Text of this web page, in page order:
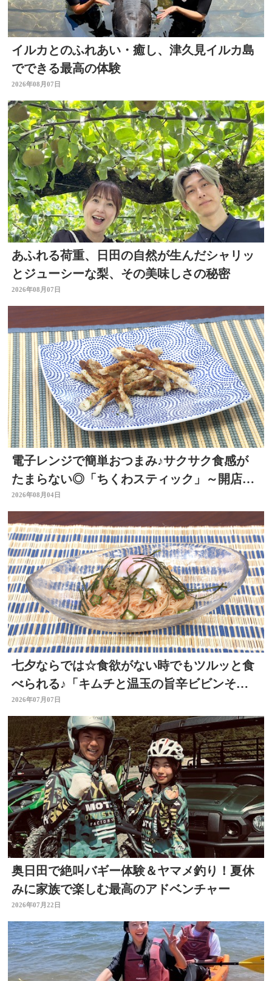
イルカとのふれあい・癒し、津久見イルカ島
でできる最高の体験
2026年08月07日
あふれる荷重、日田の自然が生んだシャリッ
とジューシーな梨、その美味しさの秘密
2026年08月07日
電子レンジで簡単おつまみ♪サクサク食感が
たまらない◎「ちくわスティック」～開店！
キッチン別府ちゃん～
2026年08月04日
七夕ならでは☆食欲がない時でもツルッと食
べられる♪「キムチと温玉の旨辛ビビンそう
めん」 ～開店！キッチン別府ちゃん～
2026年07月07日
奥日田で絶叫バギー体験＆ヤマメ釣り！夏休
みに家族で楽しむ最高のアドベンチャー
2026年07月22日